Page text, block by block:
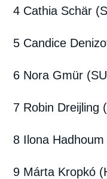
4 Cathia Schär
5 Candice
6 Nora Gmür
7 Robin Dreijling
8 Ilona
9 Márta Kropkó